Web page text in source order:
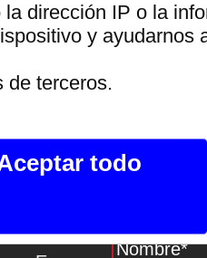
renovables
de internet.
Si te
Nombre*
dirección IP o la
y ayudarnos
de terceros.
todo